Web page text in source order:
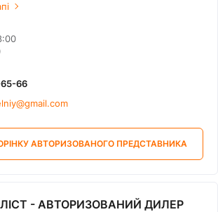
66
АВТОРИЗОВАНОГО ПРЕДСТАВНИКА
- АВТОРИЗОВАНИЙ ДИЛЕР